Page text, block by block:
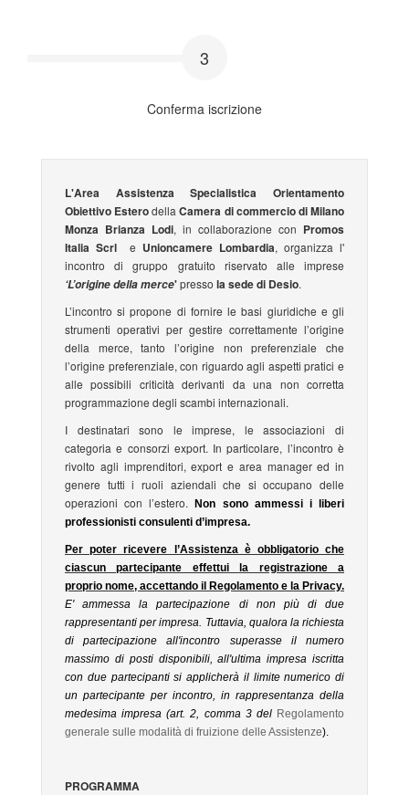
3
Conferma iscrizione
L'Area Assistenza Specialistica Orientamento
Obiettivo EsterodellaCamera di commercio di Milano
Monza Brianza Lodi, in collaborazione con Promos
Italia Scrl
e Unioncamere Lombardia, organizza l'
incontro di gruppo gratuito riservato alle imprese
‘L’origine della merce'presso la sede di Desio.
L’incontro si propone di fornire le basi giuridiche e gli
strumenti operativi per gestire correttamente l’origine
della merce, tanto l’origine non preferenziale che
l’origine preferenziale, con riguardo agli aspetti pratici e
alle possibili criticità derivanti da una non corretta
programmazione degli scambi internazionali.
I destinatari sono le imprese, le associazioni di
categoria e consorzi export. In particolare, l’incontro è
rivolto agli imprenditori, export e area manager ed in
genere tutti i ruoli aziendali che si occupano delle
operazioni con l’estero.Non sono ammessi i liberi
professionisti consulenti d’impresa.
Per poter ricevere l’Assistenza è obbligatorio che
ciascun partecipante effettui la registrazione a
proprio nome, accettando il Regolamento e la Privacy.
E' ammessa la partecipazione di non più di due
rappresentanti per impresa. Tuttavia, qualora la richiesta
di partecipazione all'incontro superasse il numero
massimo di posti disponibili, all'ultima impresa iscritta
con due partecipanti si applicherà il limite numerico di
un partecipante per incontro, in rappresentanza della
medesima impresa (art. 2, comma 3 del Regolamento
generale sulle modalità di fruizione delle Assistenze).
PROGRAMMA